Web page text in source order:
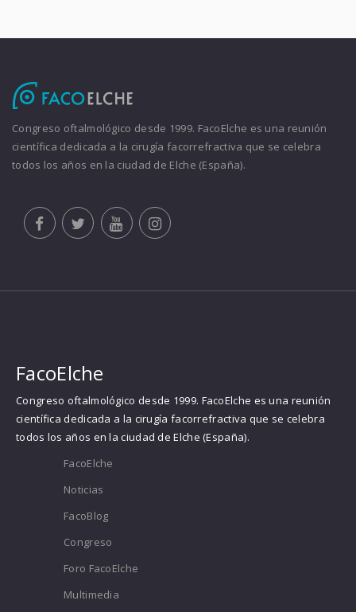
Congreso oftalmológico desde 1999. FacoElche es una reunión
científica dedicada a la cirugía facorrefractiva que se celebra
todos los años en la ciudad de Elche (España).
FacoElche
Congreso oftalmológico desde 1999. FacoElche es una reunión
científica dedicada a la cirugía facorrefractiva que se celebra
todos los años en la ciudad de Elche (España).
FacoElche
Noticias
FacoBlog
Congreso
Foro FacoElche
Multimedia